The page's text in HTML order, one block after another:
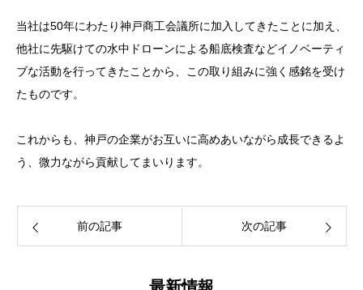
当社は50年にわたり神戸商工会議所に加入してきたことに加え、
他社に先駆けての水中ドローンによる船底検査などイノベーティ
ブな活動を行ってきたことから、この取り組みに強く感銘を受け
たものです。
これからも、神戸の企業がお互いに高めあいながら成長できるよ
う、微力ながら貢献してまいります。
前の記事 次の記事